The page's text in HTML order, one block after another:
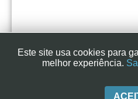
Este site usa cookies para
melhor experiência.